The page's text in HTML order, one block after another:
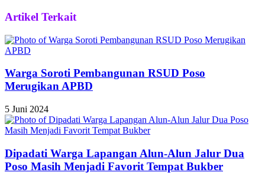
Artikel Terkait
Warga Soroti Pembangunan RSUD Poso
Merugikan APBD
5 Juni 2024
Dipadati Warga Lapangan Alun-Alun Jalur Dua
Poso Masih Menjadi Favorit Tempat Bukber